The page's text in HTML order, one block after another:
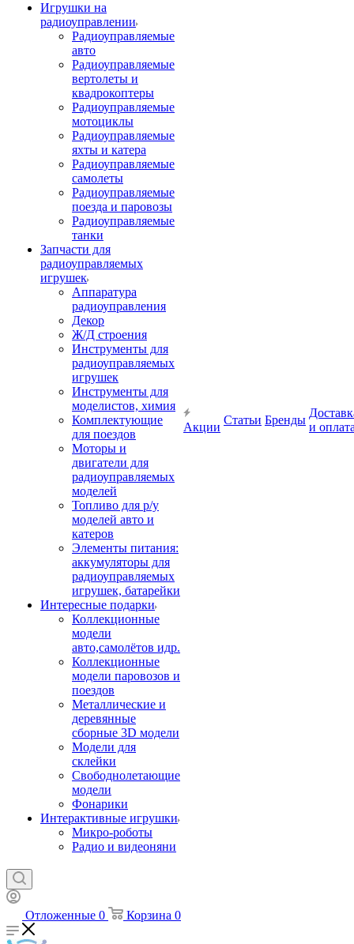
Игрушки на
радиоуправлении
Радиоуправляемые
авто
Радиоуправляемые
вертолеты и
квадрокоптеры
Радиоуправляемые
мотоциклы
Радиоуправляемые
яхты и катера
Радиоуправляемые
самолеты
Радиоуправляемые
поезда и паровозы
Радиоуправляемые
танки
Запчасти для
радиоуправляемых
игрушек
Аппаратура
радиоуправления
Декор
Ж/Д строения
Инструменты для
радиоуправляемых
игрушек
Инструменты для
моделистов, химия
Комплектующие
для поездов
Моторы и
двигатели для
радиоуправляемых
моделей
Топливо для р/у
моделей авто и
катеров
Элементы питания:
аккумуляторы для
радиоуправляемых
игрушек, батарейки
Интересные подарки
Коллекционные
модели
авто,самолётов идр.
Коллекционные
модели паровозов и
поездов
Металлические и
деревянные
сборные 3D модели
Модели для
склейки
Свободнолетающие
модели
Фонарики
Интерактивные игрушки
Микро-роботы
Радио и видеоняни
Акции
Статьи Бренды
и
Отложенные 0 Корзина 0